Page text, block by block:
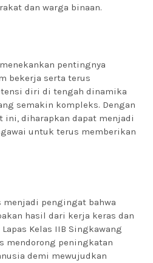
dan warga binaan.
pentingnya
bekerja serta terus
diri di tengah dinamika
semakin kompleks. Dengan
ini, diharapkan dapat menjadi
untuk terus memberikan
pengingat bahwa
hasil dari kerja keras dan
Kelas IIB Singkawang
mendorong peningkatan
demi mewujudkan